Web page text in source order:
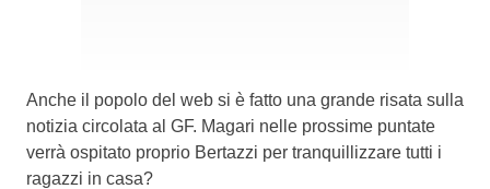
Anche il popolo del web si è fatto una grande risata sulla
notizia circolata al GF. Magari nelle prossime puntate
verrà ospitato proprio Bertazzi per tranquillizzare tutti i
ragazzi in casa?